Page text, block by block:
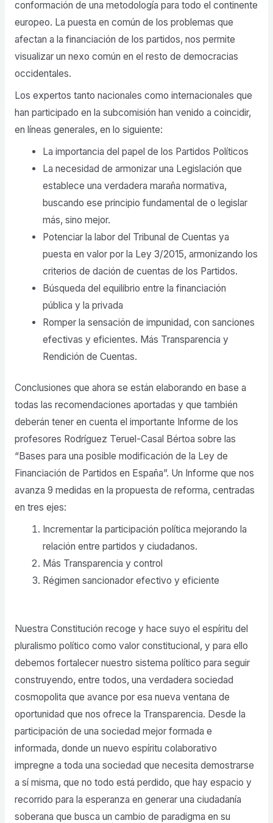
conformación de una metodología para todo el continente
europeo. La puesta en común de los problemas que
afectan a la financiación de los partidos, nos permite
visualizar un nexo común en el resto de democracias
occidentales.
Los expertos tanto nacionales como internacionales que
han participado en la subcomisión han venido a coincidir,
en líneas generales, en lo siguiente:
La importancia del papel de los Partidos Políticos
La necesidad de armonizar una Legislación que
establece una verdadera maraña normativa,
buscando ese principio fundamental de o legislar
más, sino mejor.
Potenciar la labor del Tribunal de Cuentas ya
puesta en valor por la Ley 3/2015, armonizando los
criterios de dación de cuentas de los Partidos.
Búsqueda del equilibrio entre la financiación
pública y la privada
Romper la sensación de impunidad, con sanciones
efectivas y eficientes. Más Transparencia y
Rendición de Cuentas.
Conclusiones que ahora se están elaborando en base a
todas las recomendaciones aportadas y que también
deberán tener en cuenta el importante Informe de los
profesores Rodríguez Teruel-Casal Bértoa sobre las
“Bases para una posible modificación de la Ley de
Financiación de Partidos en España”. Un Informe que nos
avanza 9 medidas en la propuesta de reforma, centradas
en tres ejes:
Incrementar la participación política mejorando la
relación entre partidos y ciudadanos.
Más Transparencia y control
Régimen sancionador efectivo y eficiente
Nuestra Constitución recoge y hace suyo el espíritu del
pluralismo político como valor constitucional, y para ello
debemos fortalecer nuestro sistema político para seguir
construyendo, entre todos, una verdadera sociedad
cosmopolita que avance por esa nueva ventana de
oportunidad que nos ofrece la Transparencia. Desde la
participación de una sociedad mejor formada e
informada, donde un nuevo espíritu colaborativo
impregne a toda una sociedad que necesita demostrarse
a sí misma, que no todo está perdido, que hay espacio y
recorrido para la esperanza en generar una ciudadanía
soberana que busca un cambio de paradigma en su